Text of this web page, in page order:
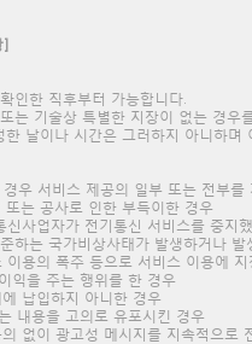
]
인한 직후부터 가능합니다.
는 기술상 특별한 지장이 없는 경
날이나 시간은 그러하지 아니하
우 서비스 제공의 일부 또는 전부를
는 공사로 인한 부득이한 경우
사업자가 전기통신 서비스를 중지
는 국가비상사태가 발생하거나 발
용의 폭주 등으로 서비스 이용에 지
익을 주는 행위를 한 경우
납입하지 아니한 경우
내용을 고의로 유포시킨 경우
없이 광고성 메시지를 지속적으로